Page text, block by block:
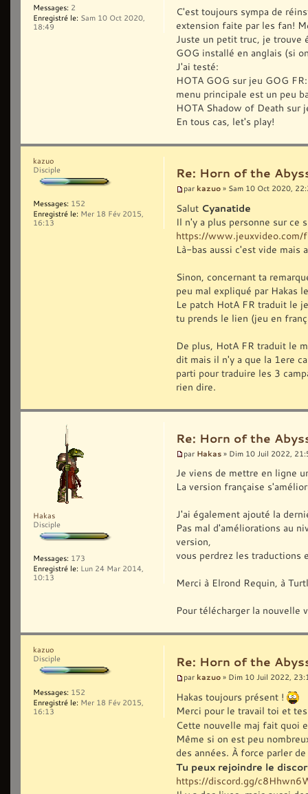
C'est toujours sympa de
extension faite par les fan!
Juste un petit truc, je trouve
GOG installé en anglais (si
J'ai testé:
HOTA GOG sur jeu GOG
menu principale est un peu
HOTA Shadow of Death sur
En tous cas, let's play!
Messages: 2
Enregistré le: Sam 10 Oct 2020,
18:49
Re: Horn of the
par kazuo » Sam 10 Oct 2020,
Salut Cyanatide
Il n'y a plus personne sur ce
https://
Là-bas aussi c'est vide mais
Sinon, concernant ta
peu mal expliqué par Hakas
Le patch HotA FR traduit le
tu prends le lien (jeu en
De plus, HotA FR traduit le
dit mais il n'y a que la 1ere
parti pour traduire les 3
rien dire.
kazuo
Disciple
Messages: 152
Enregistré le: Mer 18 Fév 2015,
16:13
Re: Horn of the
par Hakas » Dim 10 Juil 2022,
Je viens de mettre en ligne
La version française
J'ai également ajouté la
Pas mal d'améliorations au
version,
vous perdrez les traductions
Merci à Elrond Requin, à
Pour télécharger la
Hakas
Disciple
Messages: 173
Enregistré le: Lun 24 Mar 2014,
10:13
Re: Horn of the
par kazuo » Dim 10 Juil 2022,
Hakas toujours présent !
Merci pour le travail toi et
Cette nouvelle maj fait quoi
Même si on est peu
des années. À force parler
Tu peux rejoindre le
https://discord.gg/
kazuo
Disciple
Messages: 152
Enregistré le: Mer 18 Fév 2015,
16:13